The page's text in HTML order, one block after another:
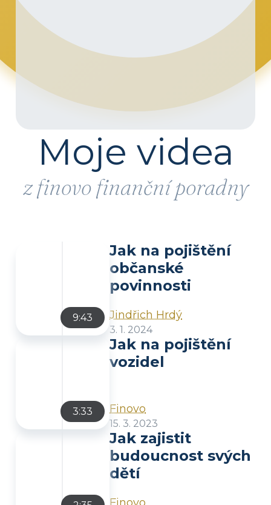
Moje videa
z finovo finanční poradny
9:43
Jak na pojištění
občanské
povinnosti
Jindřich Hrdý
3. 1. 2024
3:33
Jak na pojištění
vozidel
Finovo
15. 3. 2023
Jak zajistit
budoucnost svých
dětí